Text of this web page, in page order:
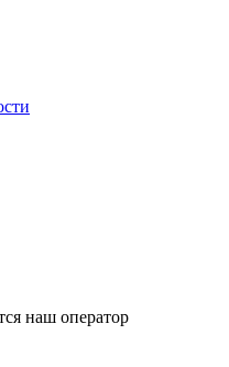
наш оператор